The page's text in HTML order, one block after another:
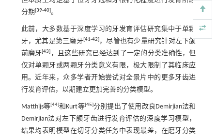
分期 [39-40]。
此前，大多数基于深度学习的牙发育评估研究集中于单颗
牙，尤其是第三磨牙[41-42]，尽管也有少量研究针对左下颌
前磨牙[43] ，且这些研究已经达到了一定的分类准确性，但
仅对单颗牙或两颗牙分类意义有限，极大限制了其临床应
用。近年来，众多学者开始尝试对全景片中的更多牙齿进
行发育评估，以期建立更加完善的分类模型。
Matthijs等[44]和Kurt等[45]分别提出了使用改良Demirjian法和
Demirjian法对左下颌牙齿进行发育评估的深度学习模型，
结果均表明模型在切牙分类任务中表现最差，在磨牙分类